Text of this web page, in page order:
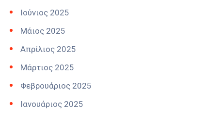
Ιούνιος 2025
Μάιος 2025
Απρίλιος 2025
Μάρτιος 2025
Φεβρουάριος 2025
Ιανουάριος 2025